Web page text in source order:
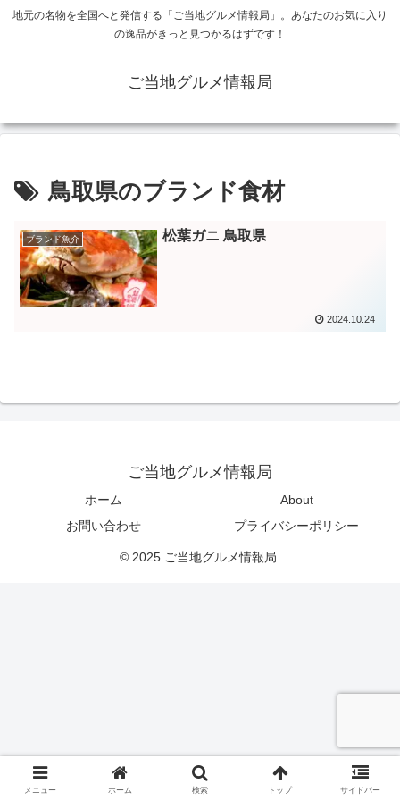
地元の名物を全国へと発信する「ご当地グルメ情報局」。あなたのお気に入り
の逸品がきっと見つかるはずです！
ご当地グルメ情報局
鳥取県のブランド食材
ブランド魚介 松葉ガニ 鳥取県
2024.10.24
ご当地グルメ情報局
ホーム
About
お問い合わせ
プライバシーポリシー
© 2025 ご当地グルメ情報局.
メニュー ホーム 検索 トップ サイドバー